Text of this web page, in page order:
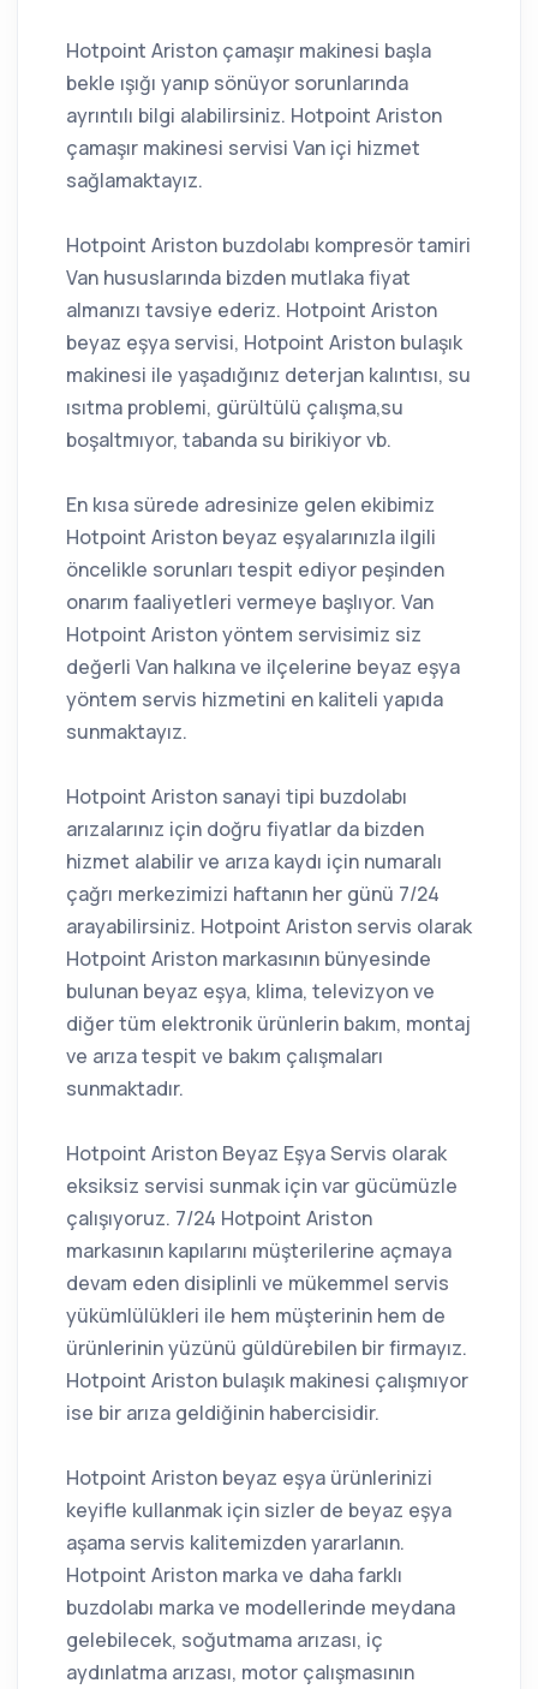
Hotpoint Ariston çamaşır makinesi başla
bekle ışığı yanıp sönüyor sorunlarında
ayrıntılı bilgi alabilirsiniz. Hotpoint Ariston
çamaşır makinesi servisi Van içi hizmet
sağlamaktayız.
Hotpoint Ariston buzdolabı kompresör tamiri
Van hususlarında bizden mutlaka fiyat
almanızı tavsiye ederiz. Hotpoint Ariston
beyaz eşya servisi, Hotpoint Ariston bulaşık
makinesi ile yaşadığınız deterjan kalıntısı, su
ısıtma problemi, gürültülü çalışma,su
boşaltmıyor, tabanda su birikiyor vb.
En kısa sürede adresinize gelen ekibimiz
Hotpoint Ariston beyaz eşyalarınızla ilgili
öncelikle sorunları tespit ediyor peşinden
onarım faaliyetleri vermeye başlıyor. Van
Hotpoint Ariston yöntem servisimiz siz
değerli Van halkına ve ilçelerine beyaz eşya
yöntem servis hizmetini en kaliteli yapıda
sunmaktayız.
Hotpoint Ariston sanayi tipi buzdolabı
arızalarınız için doğru fiyatlar da bizden
hizmet alabilir ve arıza kaydı için numaralı
çağrı merkezimizi haftanın her günü 7/24
arayabilirsiniz. Hotpoint Ariston servis olarak
Hotpoint Ariston markasının bünyesinde
bulunan beyaz eşya, klima, televizyon ve
diğer tüm elektronik ürünlerin bakım, montaj
ve arıza tespit ve bakım çalışmaları
sunmaktadır.
Hotpoint Ariston Beyaz Eşya Servis olarak
eksiksiz servisi sunmak için var gücümüzle
çalışıyoruz. 7/24 Hotpoint Ariston
markasının kapılarını müşterilerine açmaya
devam eden disiplinli ve mükemmel servis
yükümlülükleri ile hem müşterinin hem de
ürünlerinin yüzünü güldürebilen bir firmayız.
Hotpoint Ariston bulaşık makinesi çalışmıyor
ise bir arıza geldiğinin habercisidir.
Hotpoint Ariston beyaz eşya ürünlerinizi
keyifle kullanmak için sizler de beyaz eşya
aşama servis kalitemizden yararlanın.
Hotpoint Ariston marka ve daha farklı
buzdolabı marka ve modellerinde meydana
gelebilecek, soğutmama arızası, iç
aydınlatma arızası, motor çalışmasının